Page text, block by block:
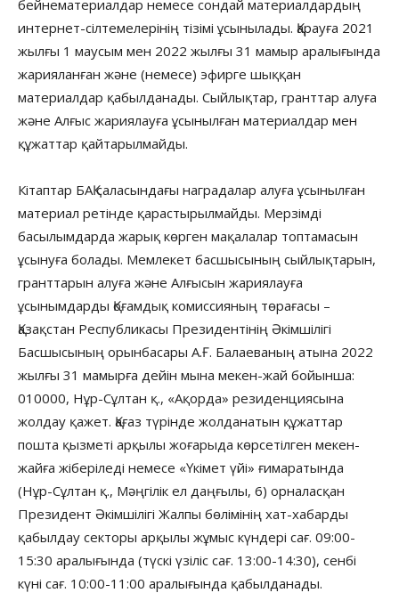
бейнематериалдар немесе сондай материалдардың
интернет-сілтемелерінің тізімі ұсынылады. Қарауға 2021
жылғы 1 маусым мен 2022 жылғы 31 мамыр аралығында
жарияланған және (немесе) эфирге шыққан
материалдар қабылданады. Сыйлықтар, гранттар алуға
және Алғыс жариялауға ұсынылған материалдар мен
құжаттар қайтарылмайды.
Кітаптар БАҚ саласындағы наградалар алуға ұсынылған
материал ретінде қарастырылмайды. Мерзімді
басылымдарда жарық көрген мақалалар топтамасын
ұсынуға болады. Мемлекет басшысының сыйлықтарын,
гранттарын алуға және Алғысын жариялауға
ұсынымдарды Қоғамдық комиссияның төрағасы –
Қазақстан Республикасы Президентінің Әкімшілігі
Басшысының орынбасары А.Ғ. Балаеваның атына 2022
жылғы 31 мамырға дейін мына мекен-жай бойынша:
010000, Нұр-Сұлтан қ., «Ақорда» резиденциясына
жолдау қажет. Қағаз түрінде жолданатын құжаттар
пошта қызметі арқылы жоғарыда көрсетілген мекен-
жайға жіберіледі немесе «Үкімет үйі» ғимаратында
(Нұр-Сұлтан қ., Мәңгілік ел даңғылы, 6) орналасқан
Президент Әкімшілігі Жалпы бөлімінің хат-хабарды
қабылдау секторы арқылы жұмыс күндері сағ. 09:00-
15:30 аралығында (түскі үзіліс сағ. 13:00-14:30), сенбі
күні сағ. 10:00-11:00 аралығында қабылданады.